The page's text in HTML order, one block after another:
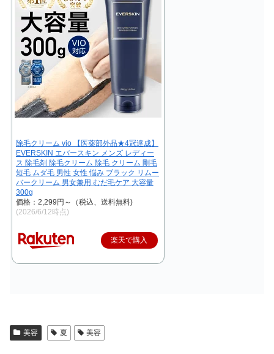
除毛クリーム vio 【医薬部外品★4冠達成】
EVERSKIN エバースキン メンズ レディー
ス 除毛剤 除毛クリーム 除毛 クリーム 剛毛
短毛 ムダ毛 男性 女性 悩み ブラック リムー
バークリーム 男女兼用 むだ毛ケア 大容量
300g
価格：2,299円～（税込、送料無料)
(2026/6/12時点)
楽天で購入
美容 夏 美容